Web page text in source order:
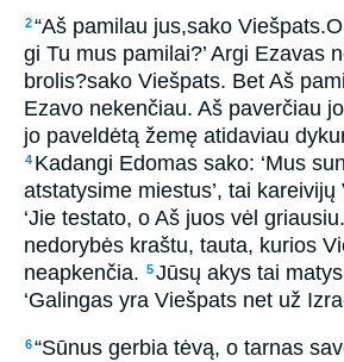
2“Aš pamilau jus,­sako
gi Tu mus pamilai?’ Argi Ezavas
brolis?­sako Viešpats.­ Bet Aš
Ezavo nekenčiau. Aš paverčiau
jo paveldėtą žemę atidaviau
4 Kadangi Edomas sako: ‘Mus
atstatysime miestus’, tai
‘Jie testato, o Aš juos vėl
nedorybės kraštu, tauta, kurios
neapkenčia. 5Jūsų akys tai
‘Galingas yra Viešpats net už
6“Sūnus gerbia tėvą, o tarnas­